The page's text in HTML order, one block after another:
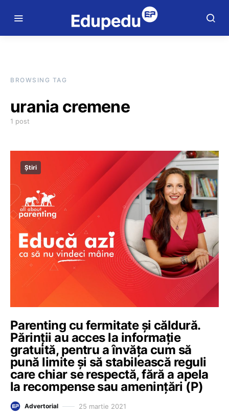
BROWSING TAG
urania cremene
1 post
Știri
Parenting cu fermitate și căldură.
Părinții au acces la informație
gratuită, pentru a învăța cum să
pună limite și să stabilească reguli
care chiar se respectă, fără a apela
la recompense sau amenințări (P)
Advertorial 25 martie 2021